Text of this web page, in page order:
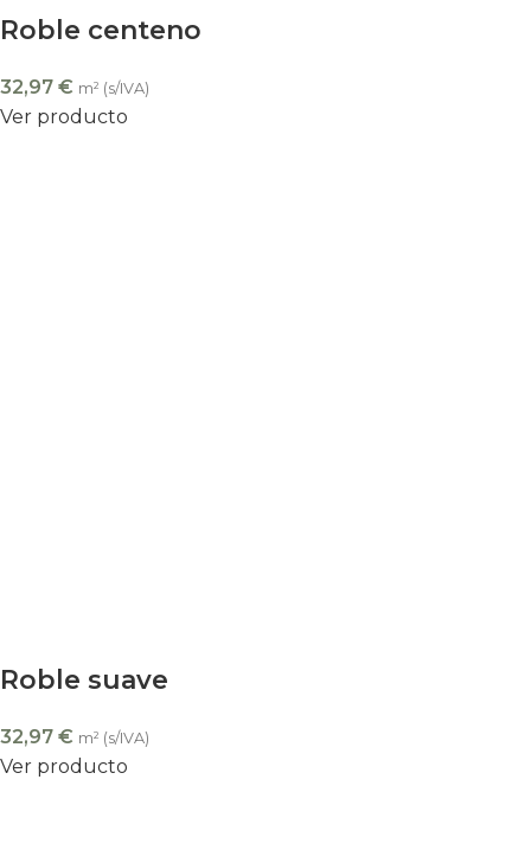
Roble centeno
32,97 € m² (s/IVA)
Ver producto
Roble suave
32,97 € m² (s/IVA)
Ver producto